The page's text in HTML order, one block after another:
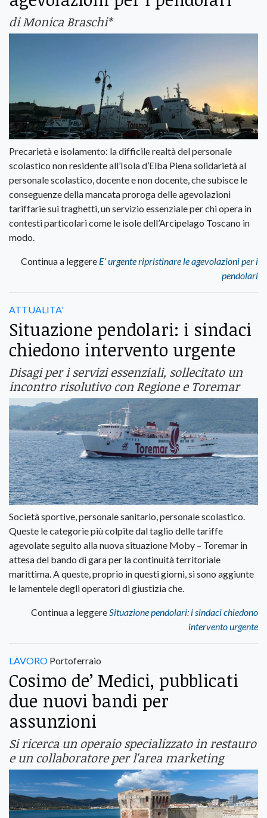
di Monica Braschi*
Precarietà e isolamento: la difficile realtà del personale
scolastico non residente all’Isola d’Elba Piena solidarietà al
personale scolastico, docente e non docente, che subisce le
conseguenze della mancata proroga delle agevolazioni
tariffarie sui traghetti, un servizio essenziale per chi opera in
contesti particolari come le isole dell’Arcipelago Toscano in
modo.
Continua a leggere E’ urgente ripristinare le agevolazioni per i
pendolari
ATTUALITA'
Situazione pendolari: i sindaci
chiedono intervento urgente
Disagi per i servizi essenziali, sollecitato un
incontro risolutivo con Regione e Toremar
Società sportive, personale sanitario, personale scolastico.
Queste le categorie più colpite dal taglio delle tariffe
agevolate seguito alla nuova situazione Moby – Toremar in
attesa del bando di gara per la continuità territoriale
marittima. A queste, proprio in questi giorni, si sono aggiunte
le lamentele degli operatori di giustizia che.
Continua a leggere Situazione pendolari: i sindaci chiedono
intervento urgente
LAVORO Portoferraio
Cosimo de’ Medici, pubblicati
due nuovi bandi per
assunzioni
Si ricerca un operaio specializzato in restauro
e un collaboratore per l'area marketing